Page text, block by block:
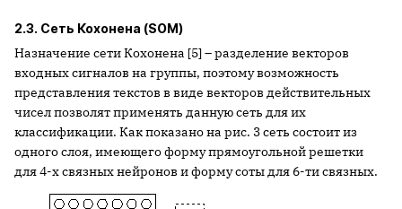
2.3. Сеть Кохонена (SOM)
Назначение сети Кохонена [5] – разделение векторов
входных сигналов на группы, поэтому возможность
представления текстов в виде векторов действительных
чисел позволят применять данную сеть для их
классификации. Как показано на рис. 3 сеть состоит из
одного слоя, имеющего форму прямоугольной решетки
для 4-х связных нейронов и форму соты для 6-ти связных.